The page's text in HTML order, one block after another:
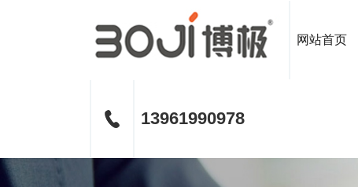
网站首页
13961990978